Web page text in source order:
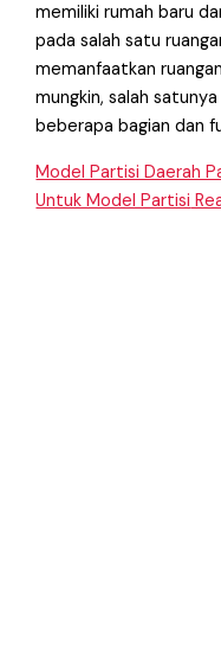
memiliki rumah baru
pada salah satu
memanfaatkan
mungkin, salah
beberapa bagian dan
Model Partisi Daerah
Untuk Model Partisi